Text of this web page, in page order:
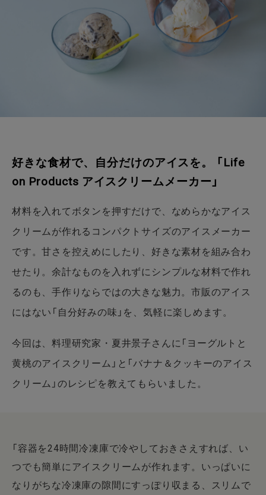
好きな食材で、自分だけのアイスを。 「Life
on Products アイスクリームメーカー」
材料を入れてボタンを押すだけで、なめらかなアイス
クリームが作れるコンパクトサイズのアイスメーカー
です。甘さを控えめにしたり、好きな素材を組み合わ
せたり。余計なものを入れずにシンプルな材料で作れ
るのも、手作りならではの大きな魅力。市販のアイス
にはない「自分好みの味」を、気軽に楽しめます。
今回は、料理研究家・夏井景子さんに「ヨーグルトと
黄桃のアイスクリーム」と「バナナ＆クッキーのアイス
クリーム」のレシピを教えてもらいました。
「容器を24時間冷凍庫で冷やしておきさえすれば、い
つでも簡単にアイスクリームが作れます。いっぱいに
なりがちな冷凍庫の隙間にすっぽり収まる、スリムで